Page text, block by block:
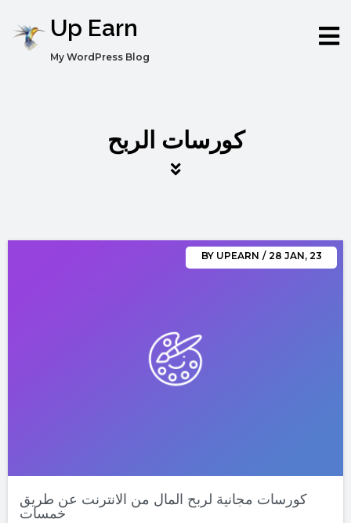
Up Earn
My WordPress Blog
كورسات الربح
كورسات مجانية لربح المال من الانترنت عن طريق
خمسات
BY UPEARN / 28 JAN, 23